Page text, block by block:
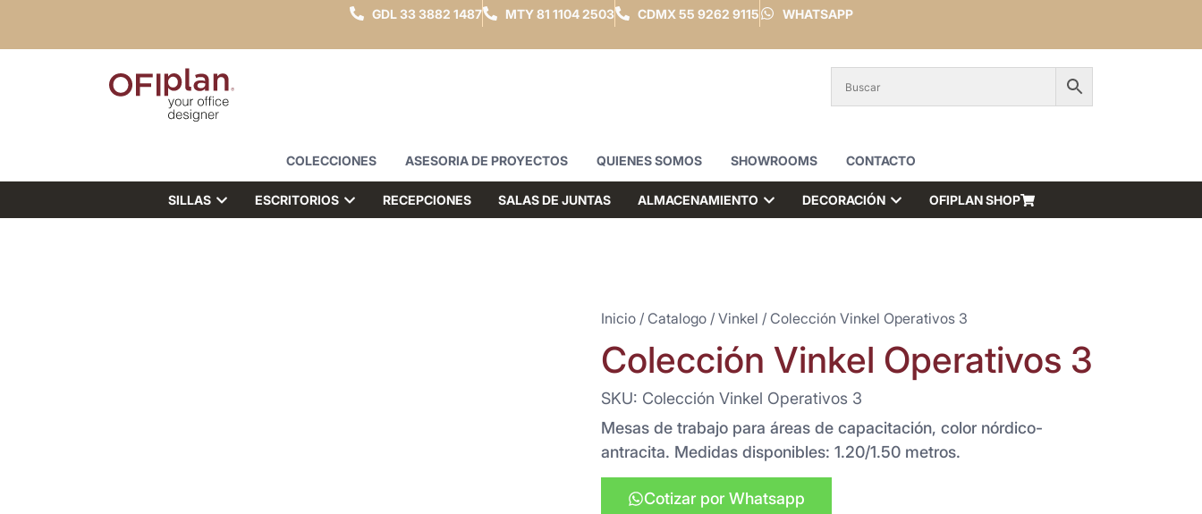
GDL33 3882 1487 MTY81 1104 2503 CDMX 55 9262 9115 WHATSAPP
COLECCIONES ASESORIA DE PROYECTOS QUIENES SOMOS SHOWROOMS CONTACTO
SILLAS ESCRITORIOS RECEPCIONES SALAS DE JUNTAS ALMACENAMIENTO DECORACIÓN OFIPLAN SHOP
Inicio / Catalogo / Vinkel / Colección Vinkel Operativos 3
Colección Vinkel Operativos 3
SKU: Colección Vinkel Operativos 3
Mesas de trabajo para áreas de capacitación, color nórdico-
antracita. Medidas disponibles: 1.20/1.50 metros.
Cotizar por Whatsapp